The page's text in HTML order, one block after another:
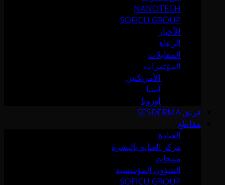
NANOTECH
SOFICU GROUP
الأخبار
الرعاة
المقابلات
المؤتمرات
الأمريكتين
آسيا
أوروبا
فريق SESDERMA
مقاطع
العيادة
مركز العناية بالبشرة
منتجات
الشؤون المؤسسية
SOFICU GROUP